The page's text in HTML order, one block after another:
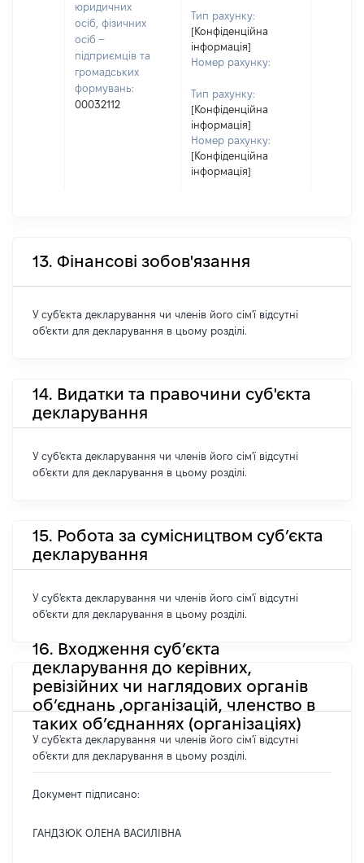
юридичних
осіб, фізичних
осіб –
підприємців та
громадських
формувань:
00032112
Тип рахунку:
[Конфіденційна
інформація]
Номер рахунку:
Тип рахунку:
[Конфіденційна
інформація]
Номер рахунку:
[Конфіденційна
інформація]
13. Фінансові зобов'язання
У суб'єкта декларування чи членів його сім'ї відсутні
об'єкти для декларування в цьому розділі.
14. Видатки та правочини суб'єкта
декларування
У суб'єкта декларування чи членів його сім'ї відсутні
об'єкти для декларування в цьому розділі.
15. Робота за сумісництвом суб’єкта
декларування
У суб'єкта декларування чи членів його сім'ї відсутні
об'єкти для декларування в цьому розділі.
16. Входження суб’єкта
декларування до керівних,
ревізійних чи наглядових органів
об’єднань ,організацій, членство в
таких об’єднаннях (організаціях)
У суб'єкта декларування чи членів його сім'ї відсутні
об'єкти для декларування в цьому розділі.
Документ підписано:
ГАНДЗЮК ОЛЕНА ВАСИЛІВНА